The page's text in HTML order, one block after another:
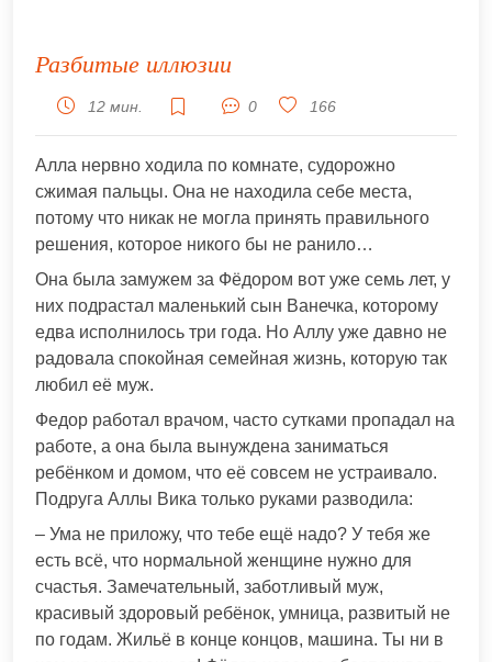
Разбитые иллюзии
12 мин. 0 166
Алла нервно ходила по комнате, судорожно
сжимая пальцы. Она не находила себе места,
потому что никак не могла принять правильного
решения, которое никого бы не ранило…
Она была замужем за Фёдором вот уже семь лет, у
них подрастал маленький сын Ванечка, которому
едва исполнилось три года. Но Аллу уже давно не
радовала спокойная семейная жизнь, которую так
любил её муж.
Федор работал врачом, часто сутками пропадал на
работе, а она была вынуждена заниматься
ребёнком и домом, что её совсем не устраивало.
Подруга Аллы Вика только руками разводила:
– Ума не приложу, что тебе ещё надо? У тебя же
есть всё, что нормальной женщине нужно для
счастья. Замечательный, заботливый муж,
красивый здоровый ребёнок, умница, развитый не
по годам. Жильё в конце концов, машина. Ты ни в